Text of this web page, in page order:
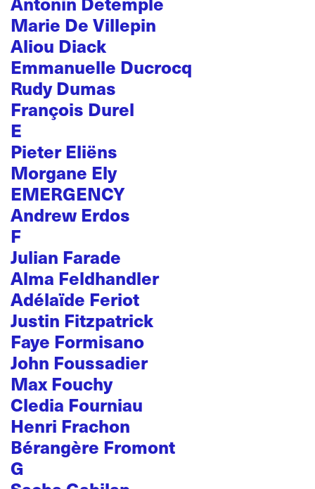
Marie De Villepin
Aliou Diack
Emmanuelle Ducrocq
Rudy Dumas
François Durel
E
Pieter Eliëns
Morgane Ely
EMERGENCY
Andrew Erdos
F
Julian Farade
Alma Feldhandler
Adélaïde Feriot
Justin Fitzpatrick
Faye Formisano
John Foussadier
Max Fouchy
Cledia Fourniau
Henri Frachon
Bérangère Fromont
G